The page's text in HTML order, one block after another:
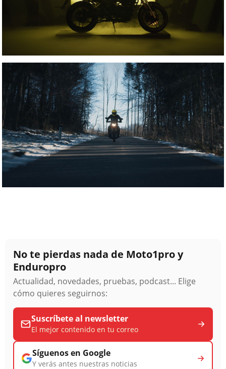
No te pierdas nada de Moto1pro y
Enduropro
Actualidad, novedades, pruebas, podcast... Elige
cómo quieres seguirnos:
Suscríbete al newsletter
El mejor contenido en tu correo
Síguenos en Google
Y verás antes nuestras noticias